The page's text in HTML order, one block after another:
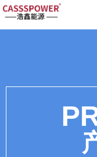
Control Render